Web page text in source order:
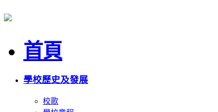
首頁
學校歷史及發展
校歌